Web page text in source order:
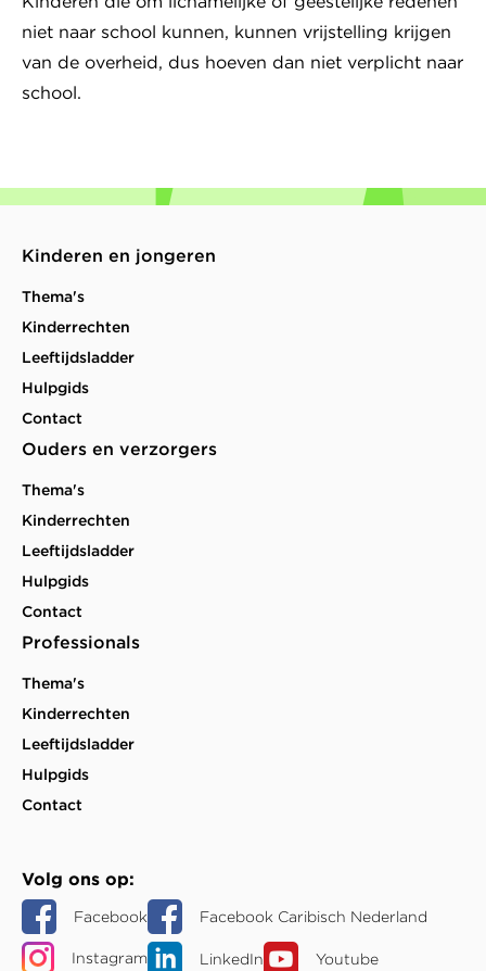
niet naar school kunnen, kunnen vrijstelling krijgen
van de overheid, dus hoeven dan niet verplicht naar
school.
Kinderen en jongeren
Thema's
Kinderrechten
Leeftijdsladder
Hulpgids
Contact
Ouders en verzorgers
Thema's
Kinderrechten
Leeftijdsladder
Hulpgids
Contact
Professionals
Thema's
Kinderrechten
Leeftijdsladder
Hulpgids
Contact
Volg ons op
Facebook Facebook Caribisch Nederland
Instagram LinkedIn Youtube